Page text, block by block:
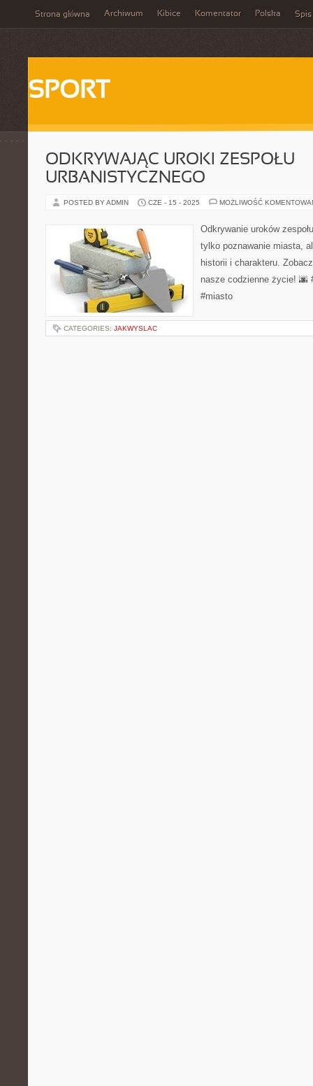
Strona główna Archiwum Kibice Komentator Polska Spis
SPORT
ODKRYWAJĄC UROKI ZESPOŁU
URBANISTYCZNEGO
POSTED BY ADMIN CZE - 15 - 2025 MOŻLIWOŚĆ
Odkrywanie uroków
tylko poznawanie miasta,
historii i charakteru.
nasze codzienne życie! 🌆
#miasto
CATEGORIES: JAKWYSLAC